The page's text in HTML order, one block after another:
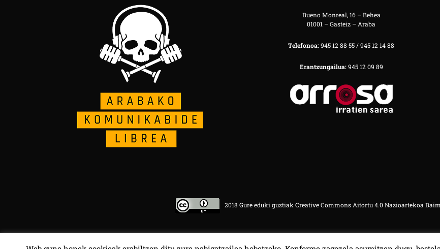
Bueno Monreal, 16 – Behea
01001 – Gasteiz – Araba
Telefonoa:945 12 88 55 / 945 12 14 88
Erantzungailua:945 12 09 89
2018 Gure eduki guztiak Creative Commons Aitortu 4.0 Nazioartekoa